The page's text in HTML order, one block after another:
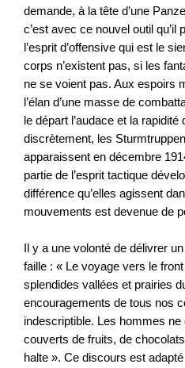
demande, à la tête d’une
c’est avec ce nouvel outil
l’esprit d’offensive qui est le
corps n’existent pas, si les
ne se voient pas. Aux espoirs
l’élan d’une masse de
le départ l’audace et la
discrètement, les
apparaissent en décembre
partie de l’esprit tactique
différence qu’elles agissent
mouvements est devenue de
Il y a une volonté de délivrer
faille : « Le voyage vers le
splendides vallées et prairies
encouragements de tous nos
indescriptible. Les hommes
couverts de fruits, de
halte ». Ce discours est